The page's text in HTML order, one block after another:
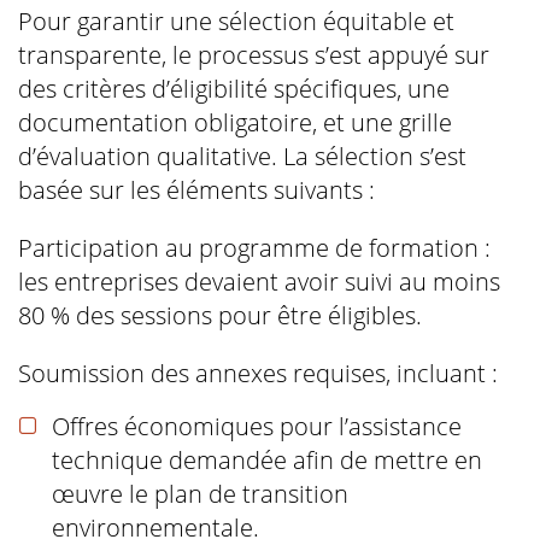
Pour garantir une sélection équitable et
transparente, le processus s’est appuyé sur
des critères d’éligibilité spécifiques, une
documentation obligatoire, et une grille
d’évaluation qualitative. La sélection s’est
basée sur les éléments suivants :
Participation au programme de formation :
les entreprises devaient avoir suivi au moins
80 % des sessions pour être éligibles.
Soumission des annexes requises, incluant :
Offres économiques pour l’assistance
technique demandée afin de mettre en
œuvre le plan de transition
environnementale.